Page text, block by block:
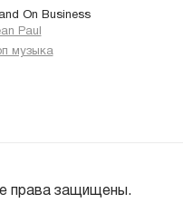
On Business
Paul
музыка
права защищены.